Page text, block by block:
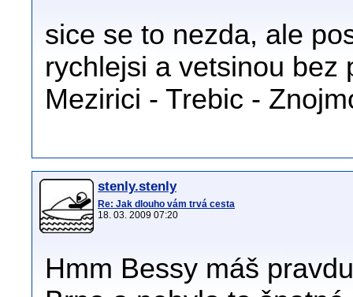
sice se to nezda, ale
rychlejsi a vetsinou bez
Mezirici - Trebic -
stenly.stenly
Re: Jak dlouho vám trvá cesta
18. 03. 2009 07:20
Hmm Bessy máš